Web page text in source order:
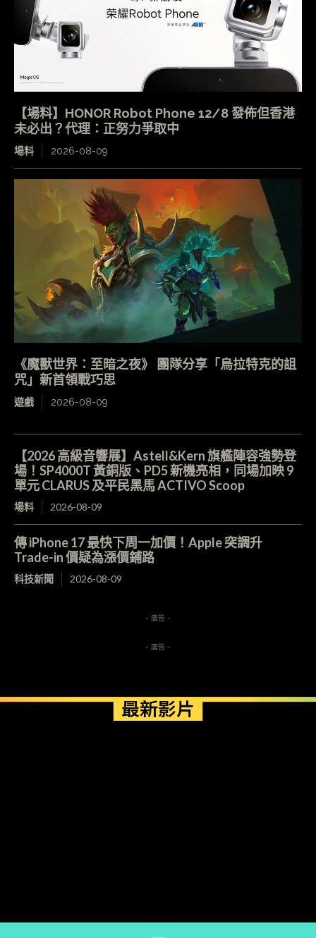
【場料】HONOR Robot Phone 12/8 發佈但香港
未必出？代理：正努力爭取中
場料 2026-08-09
《魔獸世界：至暗之夜》 團隊分享「烏拉特克的詛
咒」新首領戰巧思
遊戲 2026-08-09
【2026 高級音響展】Astell&Kern 旗艦陣容強勢登
場！SP4000T 黃銅版、PD5 新機亮相，同場加映 9
單元 CLARUS 及平民黑馬 ACTIVO Scoop
場料 2026-08-09
傳 iPhone 17 最快下周一加價！Apple 突調升
Trade-in 價疑為漲價鋪路
科技新聞 2026-08-09
- 廣告 -
- 廣告 -
最新影片